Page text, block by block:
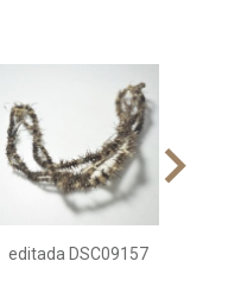
editada DSC09157